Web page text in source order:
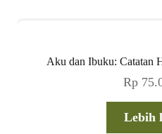
Aku dan Ibuku: Catatan
Rp
Lebih